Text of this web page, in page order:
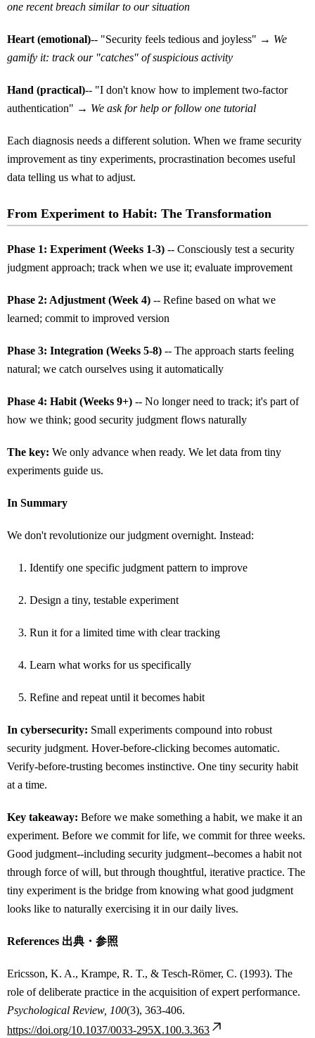
one recent breach similar to our situation
Heart (emotional)-- "Security feels tedious and joyless" → We
gamify it: track our "catches" of suspicious activity
Hand (practical)-- "I don't know how to implement two-factor
authentication" → We ask for help or follow one tutorial
Each diagnosis needs a different solution. When we frame security
improvement as tiny experiments, procrastination becomes useful
data telling us what to adjust.
From Experiment to Habit: The Transformation
Phase 1: Experiment (Weeks 1-3) -- Consciously test a security
judgment approach; track when we use it; evaluate improvement
Phase 2: Adjustment (Week 4) -- Refine based on what we
learned; commit to improved version
Phase 3: Integration (Weeks 5-8) -- The approach starts feeling
natural; we catch ourselves using it automatically
Phase 4: Habit (Weeks 9+) -- No longer need to track; it's part of
how we think; good security judgment flows naturally
The key: We only advance when ready. We let data from tiny
experiments guide us.
In Summary
We don't revolutionize our judgment overnight. Instead:
Identify one specific judgment pattern to improve
Design a tiny, testable experiment
Run it for a limited time with clear tracking
Learn what works for us specifically
Refine and repeat until it becomes habit
In cybersecurity: Small experiments compound into robust
security judgment. Hover-before-clicking becomes automatic.
Verify-before-trusting becomes instinctive. One tiny security habit
at a time.
Key takeaway: Before we make something a habit, we make it an
experiment. Before we commit for life, we commit for three weeks.
Good judgment--including security judgment--becomes a habit not
through force of will, but through thoughtful, iterative practice. The
tiny experiment is the bridge from knowing what good judgment
looks like to naturally exercising it in our daily lives.
References 出典・参照
Ericsson, K. A., Krampe, R. T., & Tesch-Römer, C. (1993). The
role of deliberate practice in the acquisition of expert performance.
Psychological Review, 100(3), 363-406.
https://doi.org/10.1037/0033-295X.100.3.363